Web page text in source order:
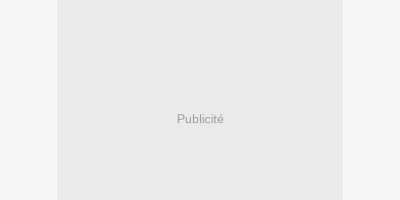
Publicité